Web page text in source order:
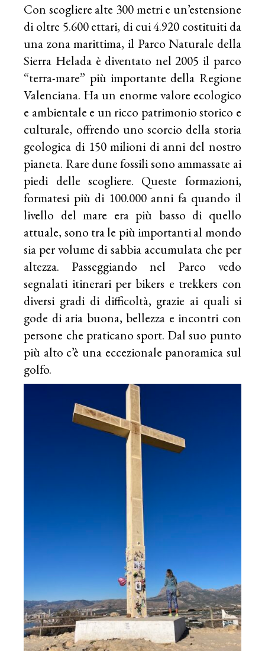
Con scogliere alte 300 metri e un’estensione
di oltre 5.600 ettari, di cui 4.920 costituiti da
una zona marittima, il Parco Naturale della
Sierra Helada è diventato nel 2005 il parco
“terra-mare” più importante della Regione
Valenciana. Ha un enorme valore ecologico
e ambientale e un ricco patrimonio storico e
culturale, offrendo uno scorcio della storia
geologica di 150 milioni di anni del nostro
pianeta. Rare dune fossili sono ammassate ai
piedi delle scogliere. Queste formazioni,
formatesi più di 100.000 anni fa quando il
livello del mare era più basso di quello
attuale, sono tra le più importanti al mondo
sia per volume di sabbia accumulata che per
altezza. Passeggiando nel Parco vedo
segnalati itinerari per bikers e trekkers con
diversi gradi di difficoltà, grazie ai quali si
gode di aria buona, bellezza e incontri con
persone che praticano sport. Dal suo punto
più alto c’è una eccezionale panoramica sul
golfo.